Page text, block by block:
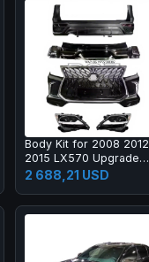
Body Kit for 2008 2012
2015 LX570 Upgrade
2018 LX Super Sport
Grille Bumper Led
Light
2 688,21 USD